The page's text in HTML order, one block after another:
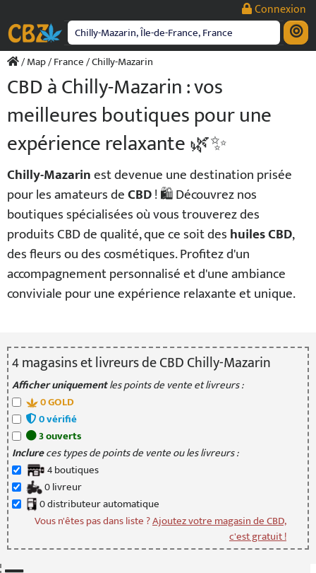
contenu
Connexion
/Map/France/ Chilly-Mazarin
CBD à Chilly-Mazarin : vos
meilleures boutiques pour une
expérience relaxante 🌿✨
Chilly-Mazarinest devenue une destination prisée
pour les amateurs deCBD! 🛍️ Découvrez nos
boutiques spécialisées où vous trouverez des
produits CBD de qualité, que ce soit deshuiles CBD,
des fleurs ou des cosmétiques. Profitez d'un
accompagnement personnalisé et d'une ambiance
conviviale pour une expérience relaxante et unique.
4magasinset livreursde CBD Chilly-Mazarin
Afficher uniquementles points de vente et livreurs :
0GOLD
0vérifié
3ouverts
Inclureces types de points de vente ou les livreurs :
4boutiques
0livreur
0distributeurautomatique
Vous n'êtes pas dans liste ?Ajoutez votre magasin de CBD,
c'est gratuit !